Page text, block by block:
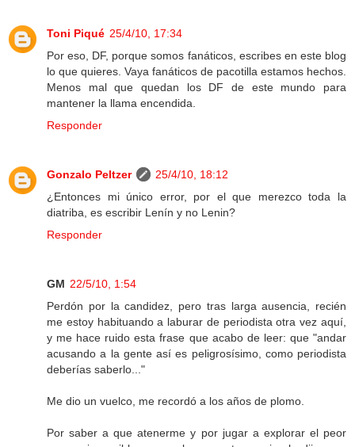
Toni Piqué 25/4/10, 17:34
Por eso, DF, porque somos fanáticos, escribes en este blog
lo que quieres. Vaya fanáticos de pacotilla estamos hechos.
Menos mal que quedan los DF de este mundo para
mantener la llama encendida.
Responder
Gonzalo Peltzer
25/4/10, 18:12
¿Entonces mi único error, por el que merezco toda la
diatriba, es escribir Lenín y no Lenin?
Responder
GM 22/5/10, 1:54
Perdón por la candidez, pero tras larga ausencia, recién
me estoy habituando a laburar de periodista otra vez aquí,
y me hace ruido esta frase que acabo de leer: que "andar
acusando a la gente así es peligrosísimo, como periodista
deberías saberlo..."
Me dio un vuelco, me recordó a los años de plomo.
Por saber a que atenerme y por jugar a explorar el peor